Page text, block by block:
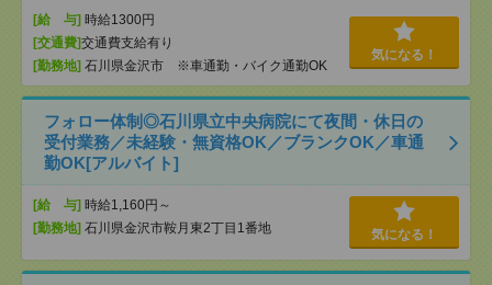
[給 与] 時給1300円
[交通費]交通費支給有り
[勤務地] 石川県金沢市 ※車通勤・バイク通勤OK
気になる！
フォロー体制◎石川県立中央病院にて夜間・休日の
受付業務／未経験・無資格OK／ブランクOK／車通
勤OK[アルバイト]
[給 与] 時給1,160円～
[勤務地] 石川県金沢市鞍月東2丁目1番地 気になる！